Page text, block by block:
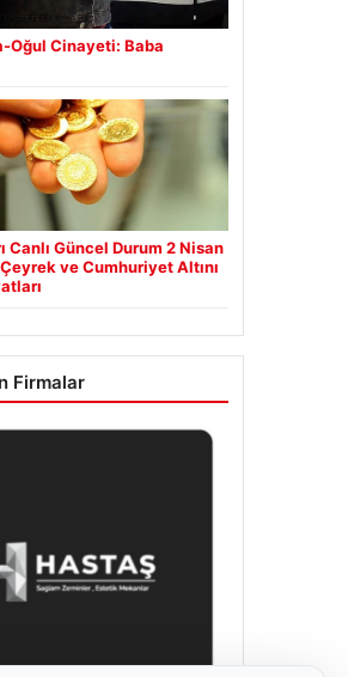
Oğul Cinayeti: Baba
Canlı Güncel Durum 2 Nisan
ve Cumhuriyet Altını
Firmalar